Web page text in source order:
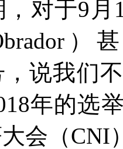
，对于9 月
）
，说我们
年的选
会（CNI